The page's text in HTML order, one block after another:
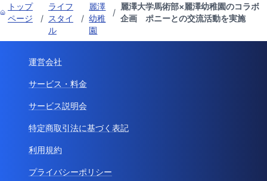
トップ
ページ
/
ライフ
スタイ
ル
/
麗澤
幼稚
園
/
麗澤大学馬術部×麗澤幼稚園のコラボ
企画 ポニーとの交流活動を実施
運営会社
サービス・料金
サービス説明会
特定商取引法に基づく表記
利用規約
プライバシーポリシー